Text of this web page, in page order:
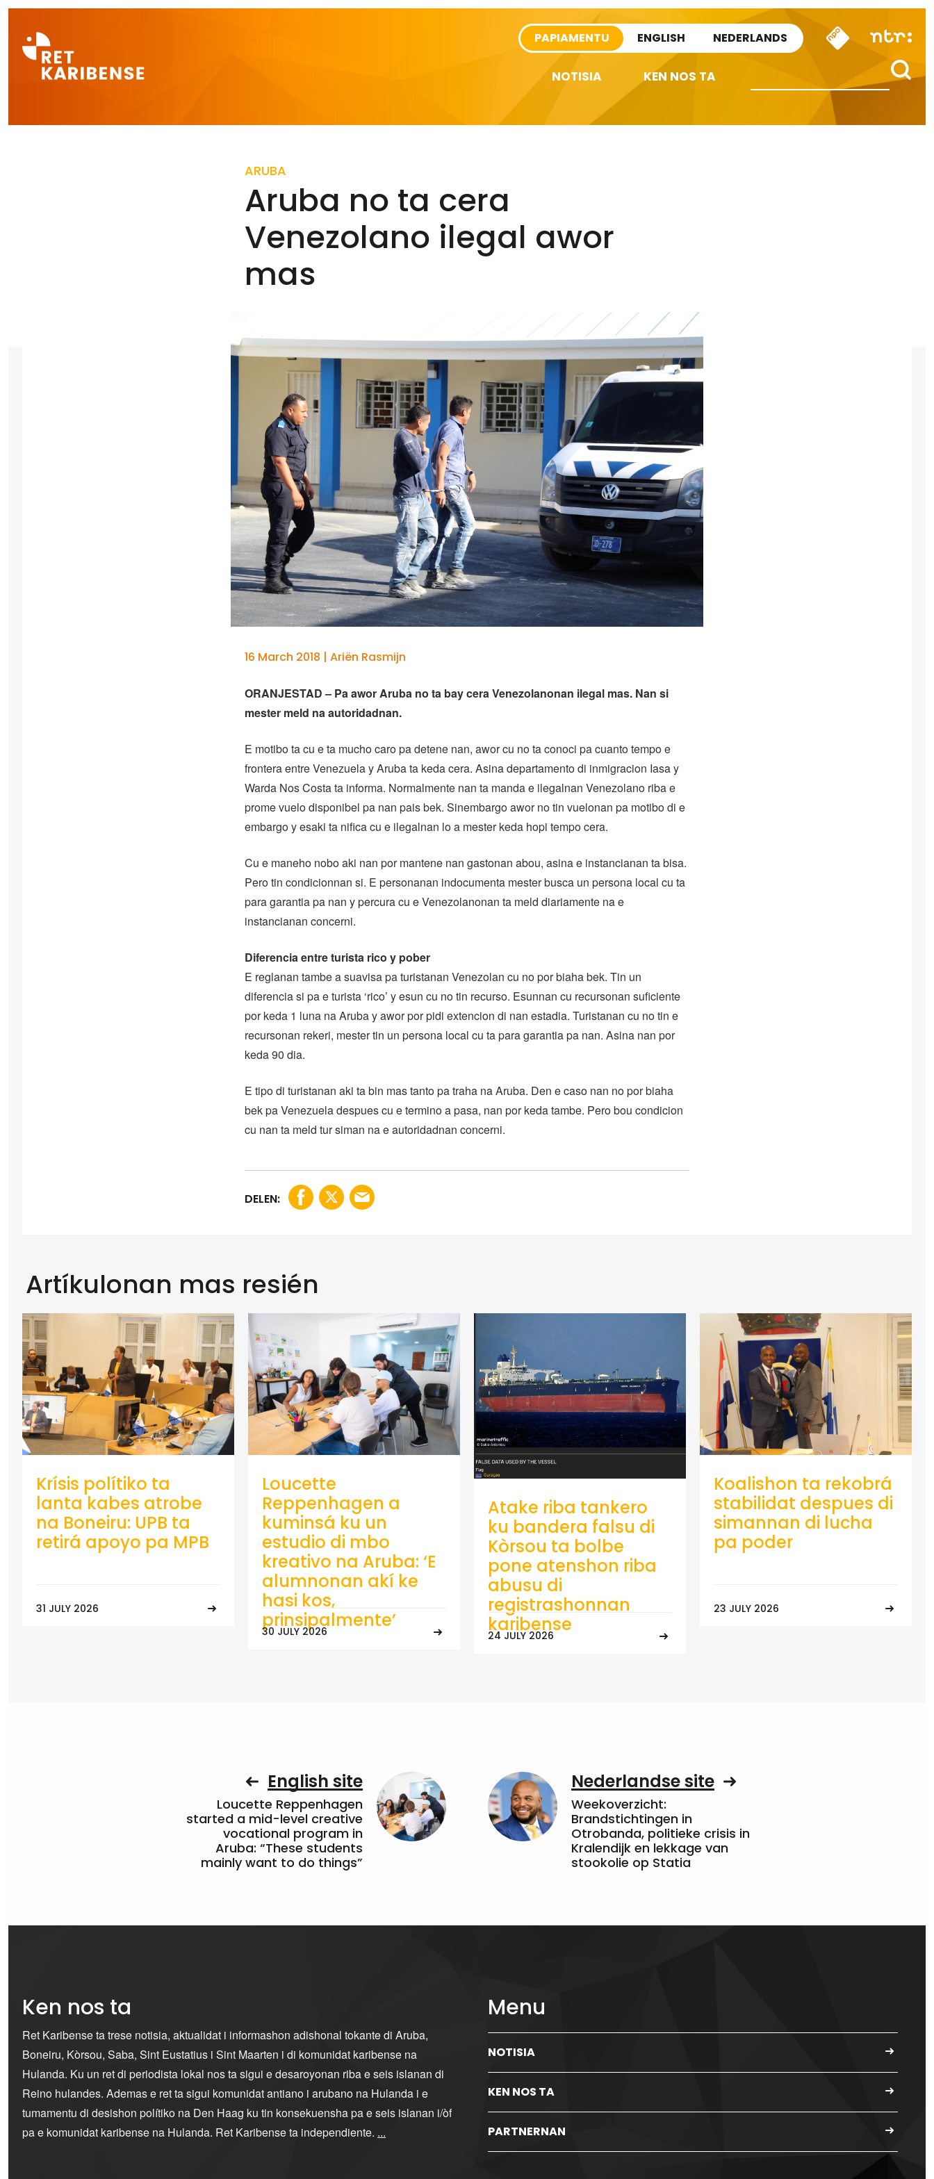
PAPIAMENTU ENGLISH NEDERLANDS
NOTISIA KEN NOS TA
ARUBA
Aruba no ta cera
Venezolano ilegal awor
mas
16 March 2018 | Ariën Rasmijn
ORANJESTAD – Pa awor Aruba no ta bay cera Venezolanonan ilegal mas. Nan si
mester meld na autoridadnan.
E motibo ta cu e ta mucho caro pa detene nan, awor cu no ta conoci pa cuanto tempo e
frontera entre Venezuela y Aruba ta keda cera. Asina departamento di inmigracion Iasa y
Warda Nos Costa ta informa. Normalmente nan ta manda e ilegalnan Venezolano riba e
prome vuelo disponibel pa nan pais bek. Sinembargo awor no tin vuelonan pa motibo di e
embargo y esaki ta nifica cu e ilegalnan lo a mester keda hopi tempo cera.
Cu e maneho nobo aki nan por mantene nan gastonan abou, asina e instancianan ta bisa.
Pero tin condicionnan si. E personanan indocumenta mester busca un persona local cu ta
para garantia pa nan y percura cu e Venezolanonan ta meld diariamente na e
instancianan concerni.
Diferencia entre turista rico y pober
E reglanan tambe a suavisa pa turistanan Venezolan cu no por biaha bek. Tin un
diferencia si pa e turista ‘rico’ y esun cu no tin recurso. Esunnan cu recursonan suficiente
por keda 1 luna na Aruba y awor por pidi extencion di nan estadia. Turistanan cu no tin e
recursonan rekeri, mester tin un persona local cu ta para garantia pa nan. Asina nan por
keda 90 dia.
E tipo di turistanan aki ta bin mas tanto pa traha na Aruba. Den e caso nan no por biaha
bek pa Venezuela despues cu e termino a pasa, nan por keda tambe. Pero bou condicion
cu nan ta meld tur siman na e autoridadnan concerni.
DELEN:
Artíkulonan mas resién
Krísis polítiko ta
lanta kabes atrobe
na Boneiru: UPB ta
retirá apoyo pa MPB
31 JULY 2026
Loucette
Reppenhagen a
kuminsá ku un
estudio di mbo
kreativo na Aruba: ‘E
alumnonan akí ke
hasi kos,
prinsipalmente’
30 JULY 2026
Atake riba tankero
ku bandera falsu di
Kòrsou ta bolbe
pone atenshon riba
abusu di
registrashonnan
karibense
24 JULY 2026
Koalishon ta rekobrá
stabilidat despues di
simannan di lucha
pa poder
23 JULY 2026
English site
Loucette Reppenhagen
started a mid-level creative
vocational program in
Aruba: “These students
mainly want to do things”
Nederlandse site
Weekoverzicht:
Brandstichtingen in
Otrobanda, politieke crisis in
Kralendijk en lekkage van
stookolie op Statia
Ken nos ta
Ret Karibense ta trese notisia, aktualidat i informashon adishonal tokante di Aruba,
Boneiru, Kòrsou, Saba, Sint Eustatius i Sint Maarten i di komunidat karibense na
Hulanda. Ku un ret di periodista lokal nos ta sigui e desaroyonan riba e seis islanan di
Reino hulandes. Ademas e ret ta sigui komunidat antiano i arubano na Hulanda i e
tumamentu di desishon polítiko na Den Haag ku tin konsekuensha pa e seis islanan i/òf
pa e komunidat karibense na Hulanda. Ret Karibense ta independiente. ...
Menu
NOTISIA
KEN NOS TA
PARTNERNAN